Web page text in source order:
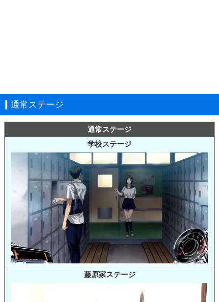
通常ステージ
通常ステージ
学校ステージ
藤原家ステージ